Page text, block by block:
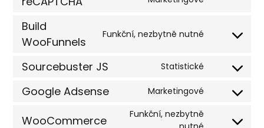
google-
Build
WooFunnels
Funkční, nezbytně nutné
Consent
service
woofunnels
Sourcebuster JS Statistické
Consent
service
Google Adsense Marketingové
Consent
service
WooCommerce
Funkční, nezbytně
Consent